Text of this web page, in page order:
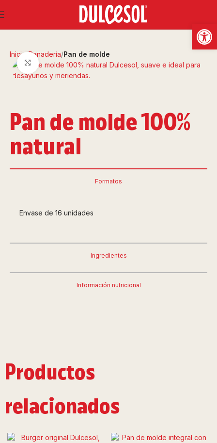
Inicio Panadería Pan de molde
Clic para ampliar
Pan de molde 100%
natural
Formatos
Ingredientes
Información nutricional
Envase de 16 unidades
Productos
relacionados